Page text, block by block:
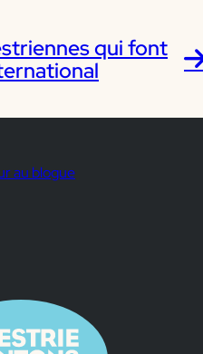
qui font
au blogue